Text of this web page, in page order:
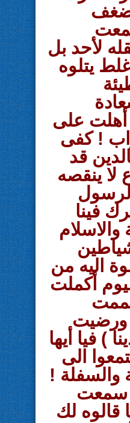
لأحد بل
يتلوه
أهلت على
! كفى
قد
لا ينقصه
فينا
اليه من
أكملت
ورضيت
) فيا أيها
الى
والسفلة !
سمعت
قالوه لك